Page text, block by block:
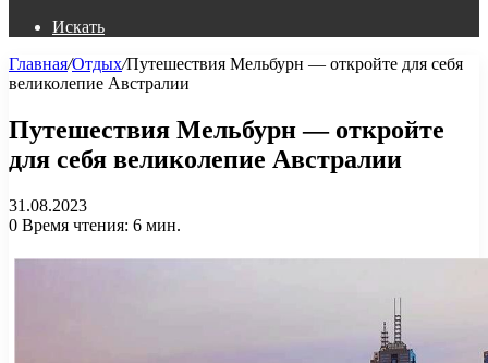
Искать
Главная/Отдых/Путешествия Мельбурн — откройте для себя
великолепие Австралии
Путешествия Мельбурн — откройте
для себя великолепие Австралии
31.08.2023
0 Время чтения: 6 мин.